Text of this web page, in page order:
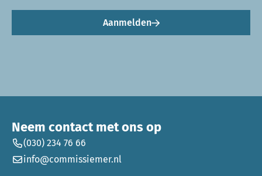
Aanmelden
Neem contact met ons op
(030) 234 76 66
info@commissiemer.nl